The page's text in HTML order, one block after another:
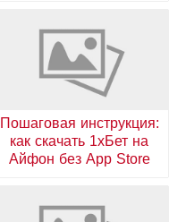
Пошаговая инструкция:
как скачать 1хБет на
Айфон без App Store